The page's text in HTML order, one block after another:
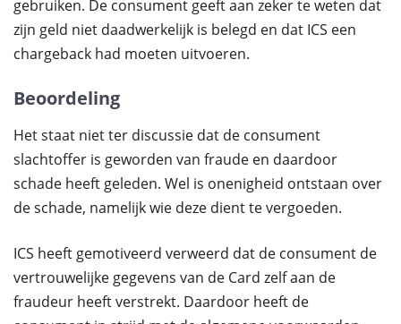
gebruiken. De consument geeft aan zeker te weten dat
zijn geld niet daadwerkelijk is belegd en dat ICS een
chargeback had moeten uitvoeren.
Beoordeling
Het staat niet ter discussie dat de consument
slachtoffer is geworden van fraude en daardoor
schade heeft geleden. Wel is onenigheid ontstaan over
de schade, namelijk wie deze dient te vergoeden.
ICS heeft gemotiveerd verweerd dat de consument de
vertrouwelijke gegevens van de Card zelf aan de
fraudeur heeft verstrekt. Daardoor heeft de